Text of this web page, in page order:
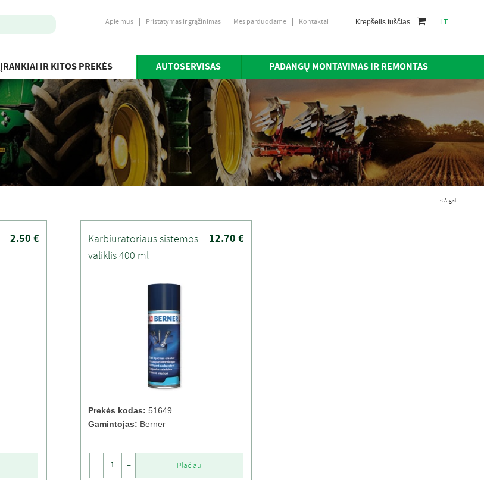
LT
Krepšelis tuščias
Apie mus Pristatymas ir grąžinimas Mes parduodame Kontaktai
ĮRANKIAI IR KITOS PREKĖS AUTOSERVISAS PADANGŲ MONTAVIMAS IR REMONTAS
< Atgal
2.50 € 12.70 €
Karbiuratoriaus sistemos
valiklis 400 ml
Prekės kodas: 51649
Gamintojas: Berner
- + Plačiau